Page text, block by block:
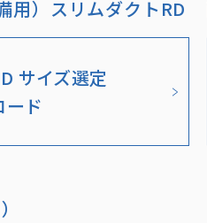
用）スリムダクトRD
サイズ選定
ド